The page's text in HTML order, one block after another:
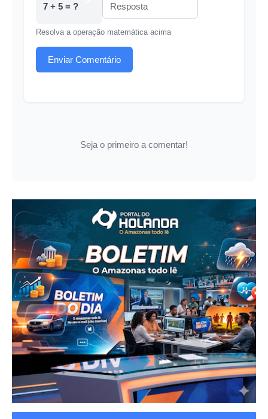
7 + 5 = ?
Resolva a operação matemática acima
Enviar Comentário
Seja o primeiro a comentar!